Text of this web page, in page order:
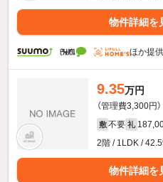
物件詳細を
ほか提供
9.35万円
（管理費3,300円）
敷 不要 礼
2階 / 1LDK /
物件詳細を